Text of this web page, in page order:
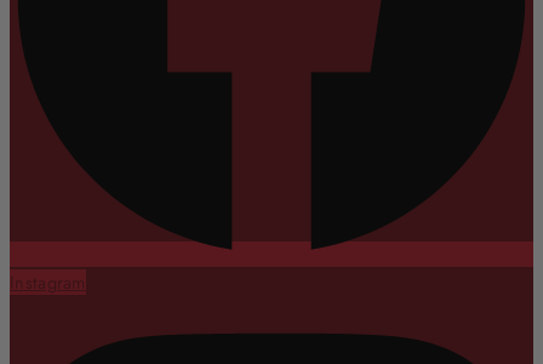
Instagram